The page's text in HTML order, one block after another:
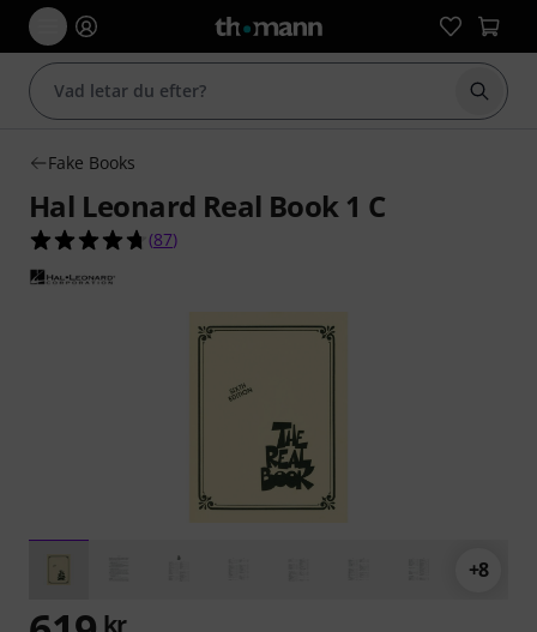
Börja
Fake Books
Hal Leonard Real Book 1 C
4.7 av 5 stjärnor från 87 kundbetyg
(87)
+8
kr